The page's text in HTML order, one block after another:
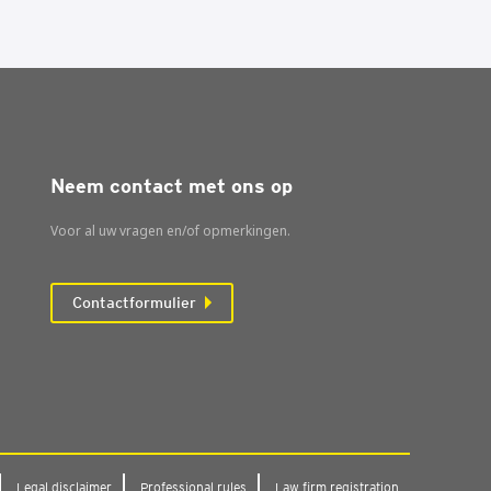
Neem contact met ons op
Voor al uw vragen en/of opmerkingen.
Contactformulier
Legal dis­clai­mer Pro­fes­si­o­nal rules Law firm regi­stra­ti­on